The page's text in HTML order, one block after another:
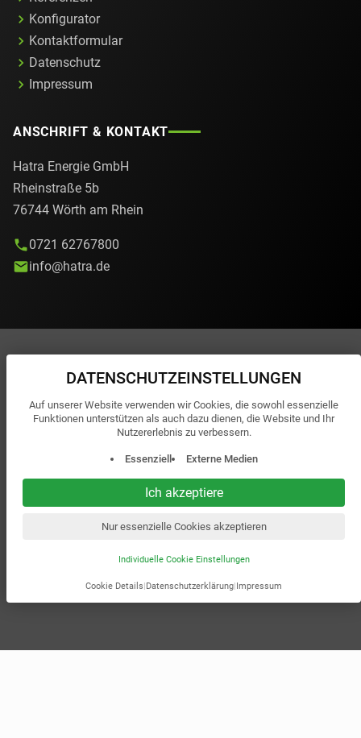
Konfigurator
Kontaktformular
Datenschutz
Impressum
ANSCHRIFT & KONTAKT
Hatra Energie GmbH
Rheinstraße 5b
76744 Wörth am Rhein
0721 62767800
info@hatra.de
DATENSCHUTZ­EINSTELLUNGEN
Auf unserer Website verwenden wir Cookies, die sowohl essenzielle
Funktionen unterstützen als auch dazu dienen, die Website und Ihr
Nutzererlebnis zu verbessern.
Essenziell Externe Medien
Ich akzeptiere
Nur essenzielle Cookies akzeptieren
Individuelle Cookie Einstellungen
Cookie Details Datenschutzerklärung Impressum